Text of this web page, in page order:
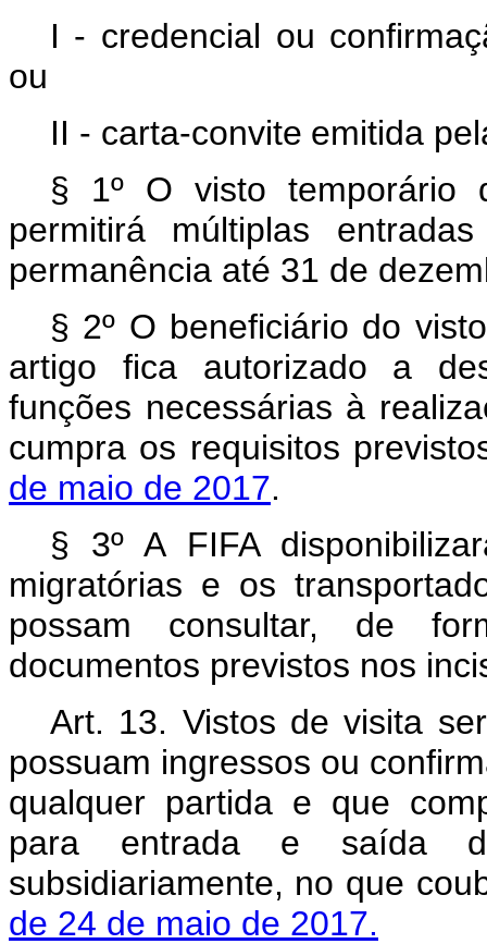
I - credencial ou
ou
II - carta-convite emitida
§ 1º O visto
permitirá múltiplas
permanência até 31 de
§ 2º O beneficiário do
artigo fica autorizado a
funções necessárias à
cumpra os requisitos
de maio de 2017.
§ 3º A FIFA
migratórias e os
possam consultar, de
documentos previstos nos
Art. 13. Vistos de visita
possuam ingressos ou
qualquer partida e que
para
entrada e saída
subsidiariamente, no que
de 24 de maio de 2017.